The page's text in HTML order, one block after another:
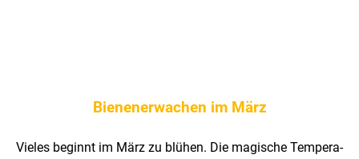
Bienenerwachen im März
Vieles beginnt im März zu blühen. Die magi­sche Tempe­ra­